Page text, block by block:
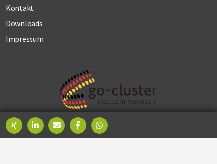
Kontakt
Downloads
Impressum